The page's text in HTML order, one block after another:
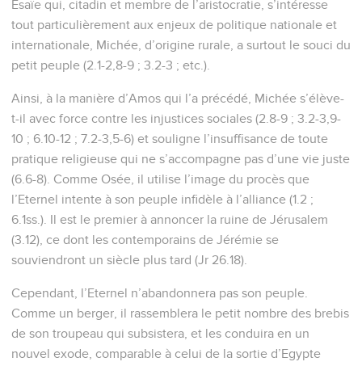
Esaïe qui, citadin et membre de l’aristocratie, s’intéresse
tout particulièrement aux enjeux de politique nationale et
internationale, Michée, d’origine rurale, a surtout le souci du
petit peuple (2.1-2,8-9 ; 3.2-3 ; etc.).
Ainsi, à la manière d’Amos qui l’a précédé, Michée s’élève-
t-il avec force contre les injustices sociales (2.8-9 ; 3.2-3,9-
10 ; 6.10-12 ; 7.2-3,5-6) et souligne l’insuffisance de toute
pratique religieuse qui ne s’accompagne pas d’une vie juste
(6.6-8). Comme Osée, il utilise l’image du procès que
l’Eternel intente à son peuple infidèle à l’alliance (1.2 ;
6.1ss.). Il est le premier à annoncer la ruine de Jérusalem
(3.12), ce dont les contemporains de Jérémie se
souviendront un siècle plus tard (Jr 26.18).
Cependant, l’Eternel n’abandonnera pas son peuple.
Comme un berger, il rassemblera le petit nombre des brebis
de son troupeau qui subsistera, et les conduira en un
nouvel exode, comparable à celui de la sortie d’Egypte